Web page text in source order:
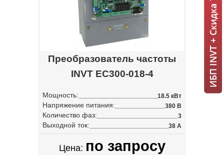
Преобразователь частоты
INVT EC300-018-4
Мощность: 18.5 кВт
Напряжение питания: 380 В
Количество фаз: 3
Выходной ток: 38 А
Цена: по запросу